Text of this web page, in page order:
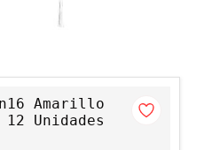
Amarillo
Unidades